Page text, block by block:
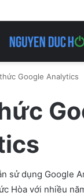
Google Analytics
sử dụng Google
Hòa với nhiều